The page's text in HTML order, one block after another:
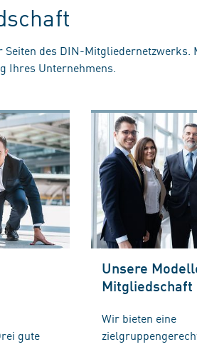
des DIN-Mitgliedernetzwerks.
Ihres Unternehmens.
gute
Unsere
Mitgliedschaft
Wir bieten eine